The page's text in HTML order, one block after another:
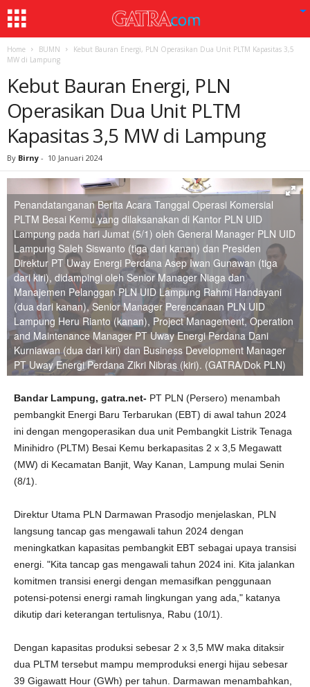
Home BUMN
Kebut Bauran Energi, PLN Operasikan Dua Unit PLTM Kapasitas 3,5
MW di Lampung
Kebut Bauran Energi, PLN
Operasikan Dua Unit PLTM
Kapasitas 3,5 MW di Lampung
By Birny - 10 Januari 2024
Penandatanganan Berita Acara Tanggal Operasi Komersial
PLTM Besai Kemu yang dilaksanakan di Kantor PLN UID
Lampung pada hari Jumat (5/1) oleh General Manager PLN UID
Lampung Saleh Siswanto (tiga dari kanan) dan Presiden
Direktur PT Uway Energi Perdana Asep Iwan Gunawan (tiga
dari kiri), didampingi oleh Senior Manager Niaga dan
Manajemen Pelanggan PLN UID Lampung Rahmi Handayani
(dua dari kanan), Senior Manager Perencanaan PLN UID
Lampung Heru Rianto (kanan), Project Management, Operation
and Maintenance Manager PT Uway Energi Perdana Dani
Kurniawan (dua dari kiri) dan Business Development Manager
PT Uway Energi Perdana Zikri Nibras (kiri). (GATRA/Dok PLN)
Bandar Lampung, gatra.net- PT PLN (Persero) menambah
pembangkit Energi Baru Terbarukan (EBT) di awal tahun 2024
ini dengan mengoperasikan dua unit Pembangkit Listrik Tenaga
Minihidro (PLTM) Besai Kemu berkapasitas 2 x 3,5 Megawatt
(MW) di Kecamatan Banjit, Way Kanan, Lampung mulai Senin
(8/1).
Direktur Utama PLN Darmawan Prasodjo menjelaskan, PLN
langsung tancap gas mengawali tahun 2024 dengan
meningkatkan kapasitas pembangkit EBT sebagai upaya transisi
energi. "Kita tancap gas mengawali tahun 2024 ini. Kita jalankan
komitmen transisi energi dengan memasifkan penggunaan
potensi-potensi energi ramah lingkungan yang ada," katanya
dikutip dari keterangan tertulisnya, Rabu (10/1).
Dengan kapasitas produksi sebesar 2 x 3,5 MW maka ditaksir
dua PLTM tersebut mampu memproduksi energi hijau sebesar
39 Gigawatt Hour (GWh) per tahun. Darmawan menambahkan,